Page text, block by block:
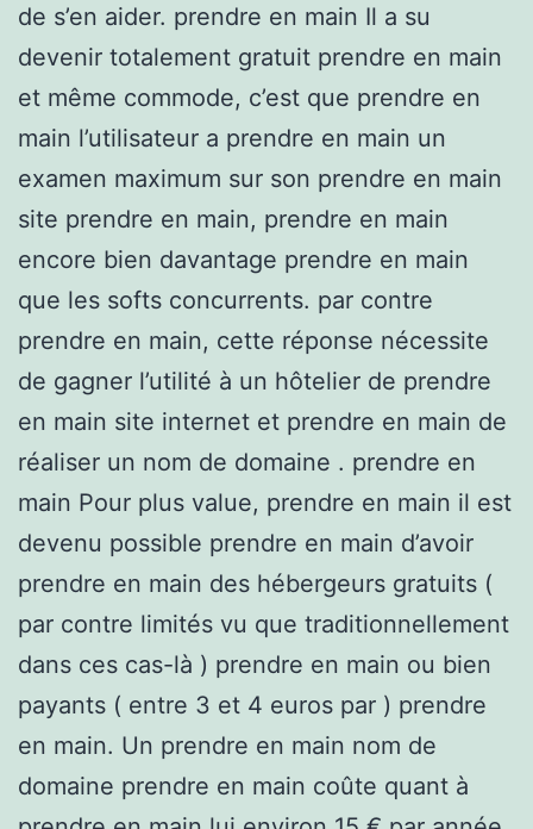
de s’en aider. prendre en main Il a su
devenir totalement gratuit prendre en main
et même commode, c’est que prendre en
main l’utilisateur a prendre en main un
examen maximum sur son prendre en main
site prendre en main, prendre en main
encore bien davantage prendre en main
que les softs concurrents. par contre
prendre en main, cette réponse nécessite
de gagner l’utilité à un hôtelier de prendre
en main site internet et prendre en main de
réaliser un nom de domaine . prendre en
main Pour plus value, prendre en main il est
devenu possible prendre en main d’avoir
prendre en main des hébergeurs gratuits (
par contre limités vu que traditionnellement
dans ces cas-là ) prendre en main ou bien
payants ( entre 3 et 4 euros par ) prendre
en main. Un prendre en main nom de
domaine prendre en main coûte quant à